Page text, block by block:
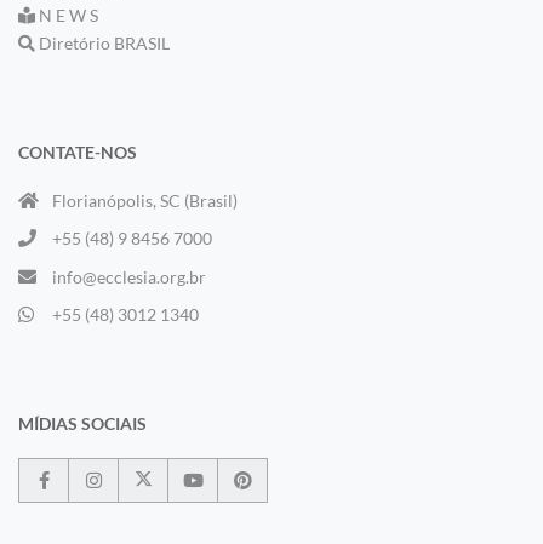
N E W S
Diretório BRASIL
CONTATE-NOS
Florianópolis, SC (Brasil)
+55 (48) 9 8456 7000
info@ecclesia.org.br
+55 (48) 3012 1340
MÍDIAS SOCIAIS